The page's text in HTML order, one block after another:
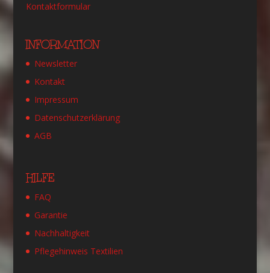
Kontaktformular
INFORMATION
Newsletter
Kontakt
Impressum
Datenschutzerklärung
AGB
HILFE
FAQ
Garantie
Nachhaltigkeit
Pflegehinweis Textilien